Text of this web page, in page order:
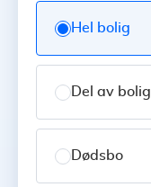
Hel bolig
Del av bolig
Dødsbo